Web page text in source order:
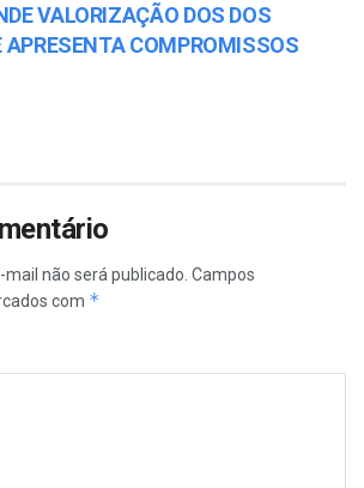
VALORIZAÇÃO DOS DOS
APRESENTA COMPROMISSOS
não será publicado. Campos
com *